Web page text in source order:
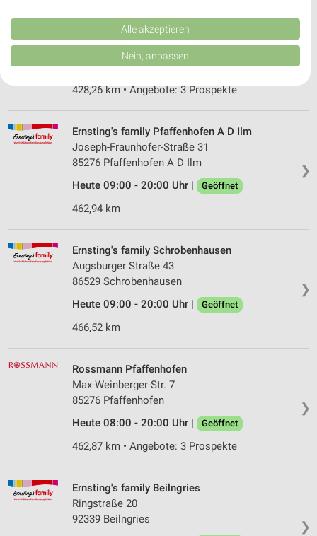
❯
Donaustr. 17
93333 Neustadt
Heute 08:00 - 20:00 Uhr | Geöffnet
428,26 km • Angebote: 3 Prospekte
❯
Ernsting's family Pfaffenhofen A D Ilm
Joseph-Fraunhofer-Straße 31
85276 Pfaffenhofen A D Ilm
Heute 09:00 - 20:00 Uhr |
Geöffnet
462,94 km
❯
Ernsting's family Schrobenhausen
Augsburger Straße 43
86529 Schrobenhausen
Heute 09:00 - 20:00 Uhr |
Geöffnet
466,52 km
❯
Rossmann Pfaffenhofen
Max-Weinberger-Str. 7
85276 Pfaffenhofen
Heute 08:00 - 20:00 Uhr |
Geöffnet
462,87 km • Angebote: 3 Prospekte
❯
Ernsting's family Beilngries
Ringstraße 20
92339 Beilngries
Kombinationen von Daten aus verschiedenen Quellen. Entwicklung und
Verbesserung der Angebote. Verwendung reduzierter Daten zur Auswahl
von Inhalten.
Daten können außerhalb der Europäischen Union weitergegeben und in die
Website/App.
Wir nutzen Ihre Daten für folgende Zwecke:
IAB-Verarbeitungszwecke:
Speichern von oder Zugriff auf Informationen
Verwendung reduzierter Daten zur Auswahl von
Werbeanzeigen
Erstellung von Profilen für personalisierte
Werbung
Verwendung von Profilen zur Auswahl
personalisierter Werbung
Erstellung von Profilen zur Personalisierung
Verwendung von Profilen zur Auswahl
personalisierter Inhalte
Messung der Performance von Inhalten
Kombinationen von Daten aus verschiedenen
Quellen
Entwicklung und Verbesserung der Angebote
Alle akzeptieren
Nein, anpassen